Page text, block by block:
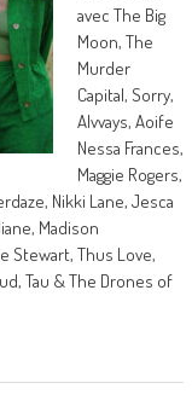
avec The Big
Moon, The
Murder
Capital, Sorry,
Alvvays, Aoife
Nessa Frances,
Maggie Rogers,
Nikki Lane, Jesca
Madison
Stewart, Thus Love,
Tau & The Drones of